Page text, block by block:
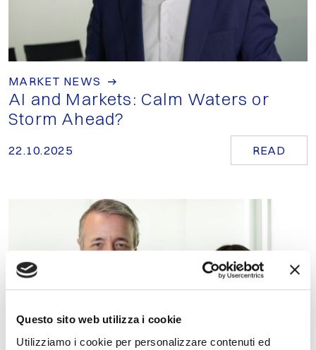
Questo sito web utilizza i cookie
Utilizziamo i cookie per personalizzare contenuti ed
MARKET NEWS
AI and Markets: Calm Waters or
Storm Ahead?
22.10.2025 READ